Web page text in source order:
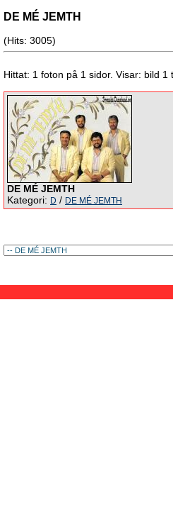
DE MÉ JEMTH
(Hits: 3005)
Hittat: 1 foton på 1 sidor. Visar: bild 1
DE MÉ JEMTH
Kategori: D / DE MÉ JEMTH